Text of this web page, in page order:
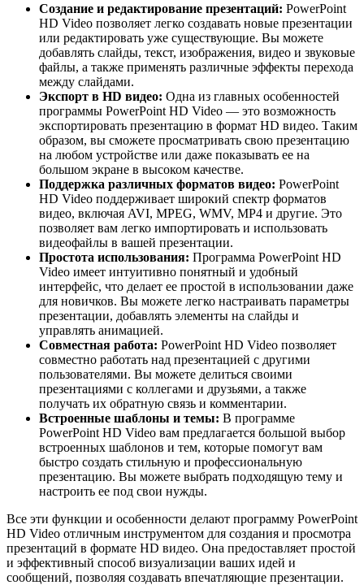
Создание и редактирование презентаций: PowerPoint
HD Video позволяет легко создавать новые презентации
или редактировать уже существующие. Вы можете
добавлять слайды, текст, изображения, видео и звуковые
файлы, а также применять различные эффекты перехода
между слайдами.
Экспорт в HD видео: Одна из главных особенностей
программы PowerPoint HD Video — это возможность
экспортировать презентацию в формат HD видео. Таким
образом, вы сможете просматривать свою презентацию
на любом устройстве или даже показывать ее на
большом экране в высоком качестве.
Поддержка различных форматов видео: PowerPoint
HD Video поддерживает широкий спектр форматов
видео, включая AVI, MPEG, WMV, MP4 и другие. Это
позволяет вам легко импортировать и использовать
видеофайлы в вашей презентации.
Простота использования: Программа PowerPoint HD
Video имеет интуитивно понятный и удобный
интерфейс, что делает ее простой в использовании даже
для новичков. Вы можете легко настраивать параметры
презентации, добавлять элементы на слайды и
управлять анимацией.
Совместная работа: PowerPoint HD Video позволяет
совместно работать над презентацией с другими
пользователями. Вы можете делиться своими
презентациями с коллегами и друзьями, а также
получать их обратную связь и комментарии.
Встроенные шаблоны и темы: В программе
PowerPoint HD Video вам предлагается большой выбор
встроенных шаблонов и тем, которые помогут вам
быстро создать стильную и профессиональную
презентацию. Вы можете выбрать подходящую тему и
настроить ее под свои нужды.
Все эти функции и особенности делают программу PowerPoint
HD Video отличным инструментом для создания и просмотра
презентаций в формате HD видео. Она предоставляет простой
и эффективный способ визуализации ваших идей и
сообщений, позволяя создавать впечатляющие презентации.